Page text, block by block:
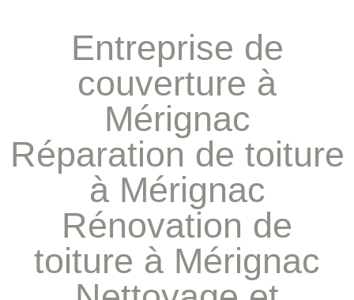
Entreprise de
couverture à
Mérignac
Réparation de toiture
à Mérignac
Rénovation de
toiture à Mérignac